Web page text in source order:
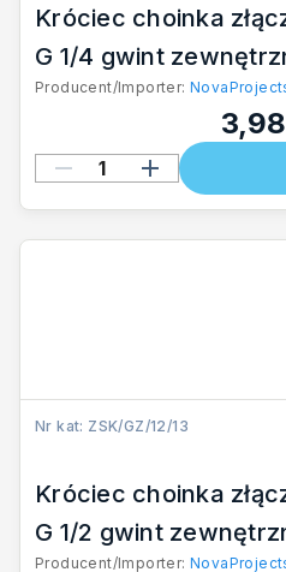
Króciec choinka
G 1/4 gwint
Producent/Importer:
3,98
Nr kat: ZSK/GZ/12/13
Króciec choinka
G 1/2 gwint
Producent/Importer: